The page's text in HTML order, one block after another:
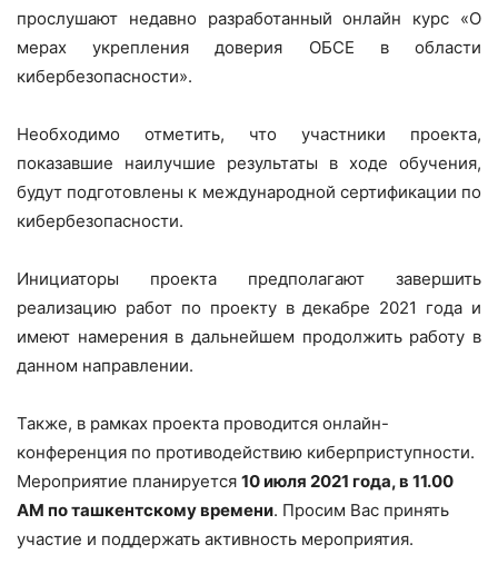
прослушают недавно разработанный онлайн курс «О
мерах укрепления доверия ОБСЕ в области
кибербезопасности».
Необходимо отметить, что участники проекта,
показавшие наилучшие результаты в ходе обучения,
будут подготовлены к международной сертификации по
кибербезопасности.
Инициаторы проекта предполагают завершить
реализацию работ по проекту в декабре 2021 года и
имеют намерения в дальнейшем продолжить работу в
данном направлении.
Также, в рамках проекта проводится онлайн-
конференция по противодействию киберприступности.
Мероприятие планируется 10 июля 2021 года, в 11.00
АМ по ташкентскому времени. Просим Вас принять
участие и поддержать активность мероприятия.